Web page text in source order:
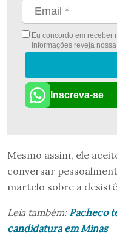
Eu concordo em receber
informações reveja nossa
Inscreva-se
Mesmo assim, ele
conversar
martelo sobre a
Leia também: Pacheco
candidatura em Minas